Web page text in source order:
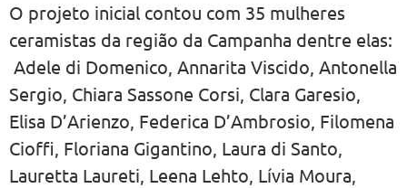
O projeto inicial contou com 35 mulheres
ceramistas da região da Campanha dentre elas:
Adele di Domenico, Annarita Viscido, Antonella
Sergio, Chiara Sassone Corsi, Clara Garesio,
Elisa D’Arienzo, Federica D’Ambrosio, Filomena
Cioffi, Floriana Gigantino, Laura di Santo,
Lauretta Laureti, Leena Lehto, Lívia Moura,